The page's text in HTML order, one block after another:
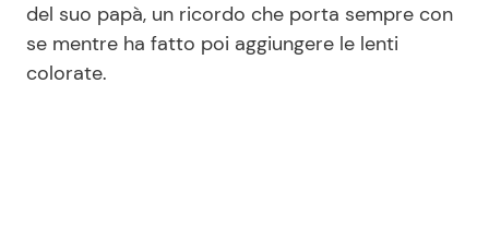
del suo papà, un ricordo che porta sempre con
se mentre ha fatto poi aggiungere le lenti
colorate.